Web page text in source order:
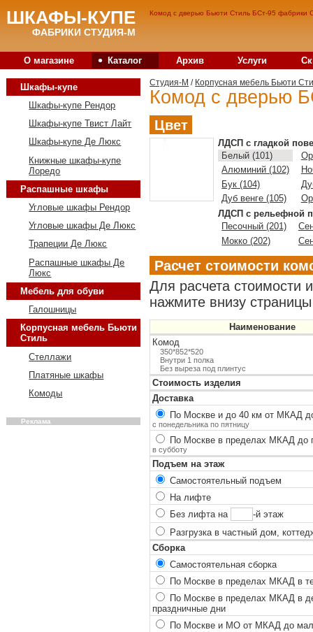
Комод с дверью Бьюти Стиль БСт-95 фабрики
ШКАФЫ-КУПЕ
ФАБРИКИ СТУДИЯ-М
О магазине • Каталог Архив Услуги
Студия-M / Корпусная мебель Бьюти
Комод с дверью
Цвет
ЛДСП с гладкой
Белый (101)
Алюминий (102)
Бук (104)
Дуб венге (105)
ЛДСП с рельефной
Песочный (201)
Мокко (202)
Расчет стоимости
Для расчета стоимости
нажмите внизу
Наименование
Комод
350*852*520
Внутри 1 полка
Без выреза под плинтус
Стоимость изделия
Доставка
По Москве и до 40 км от МКАД
с понедельника по пятницу
По Москве в пределах МКАД до
в субботу
Подъем на этаж
Самостоятельный подъем
На лифте
Без лифта на
-й этаж
Разгрузка в частный дом,
Сборка
Самостоятельная сборка
По Москве в пределах МКАД в
По Москве в пределах МКАД в
праздничные дни
По Москве и МО от МКАД до
Шкафы-купе
Шкафы-купе Рендор
Шкафы-купе Твист Лайт
Шкафы-купе Де Люкс
Книжные шкафы-купе
Лоредо
Распашные шкафы
Угловые шкафы Рендор
Угловые шкафы Де Люкс
Трапеции Де Люкс
Распашные шкафы Де
Люкс
Мебель для обуви
Галошницы
Корпусная мебель Бьюти
Стиль
Стеллажи
Платяные шкафы
Комоды
Реклама